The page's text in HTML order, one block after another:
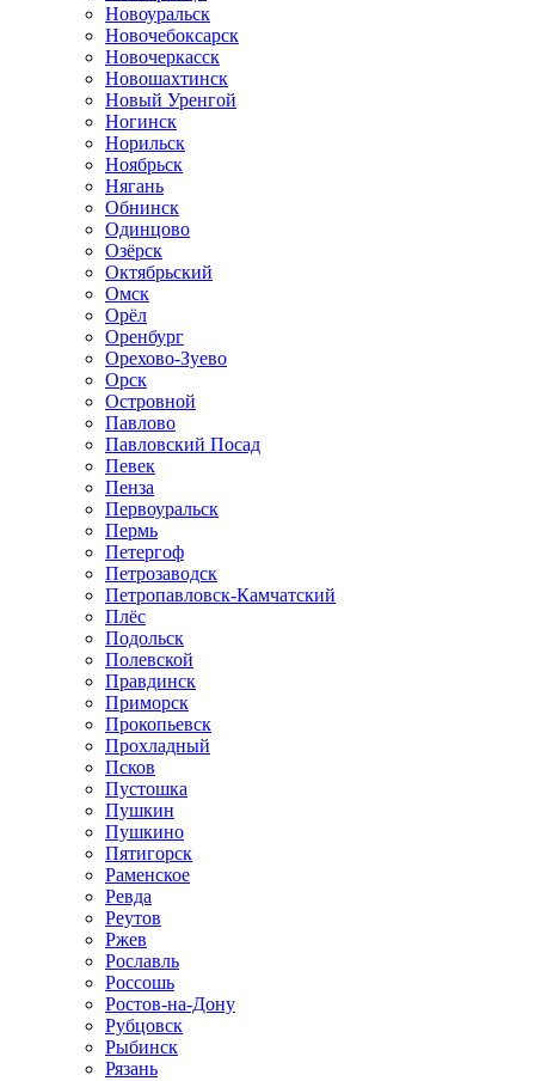
Новоуральск
Новочебоксарск
Новочеркасск
Новошахтинск
Новый Уренгой
Ногинск
Норильск
Ноябрьск
Нягань
Обнинск
Одинцово
Озёрск
Октябрьский
Омск
Орёл
Оренбург
Орехово-Зуево
Орск
Островной
Павлово
Павловский Посад
Певек
Пенза
Первоуральск
Пермь
Петергоф
Петрозаводск
Петропавловск-Камчатский
Плёс
Подольск
Полевской
Правдинск
Приморск
Прокопьевск
Прохладный
Псков
Пустошка
Пушкин
Пушкино
Пятигорск
Раменское
Ревда
Реутов
Ржев
Рославль
Россошь
Ростов-на-Дону
Рубцовск
Рыбинск
Рязань